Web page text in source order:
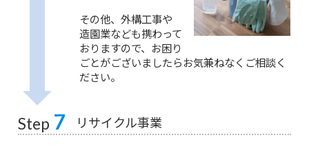
その他、外構工事や
造園業なども携わって
おりますので、お困り
ごとがございましたらお気兼ねなくご相談く
ださい。
Step 7 リサイクル事業